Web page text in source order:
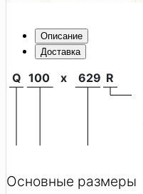
Описание
Доставка
Q 100 x 629 R
Основные размеры